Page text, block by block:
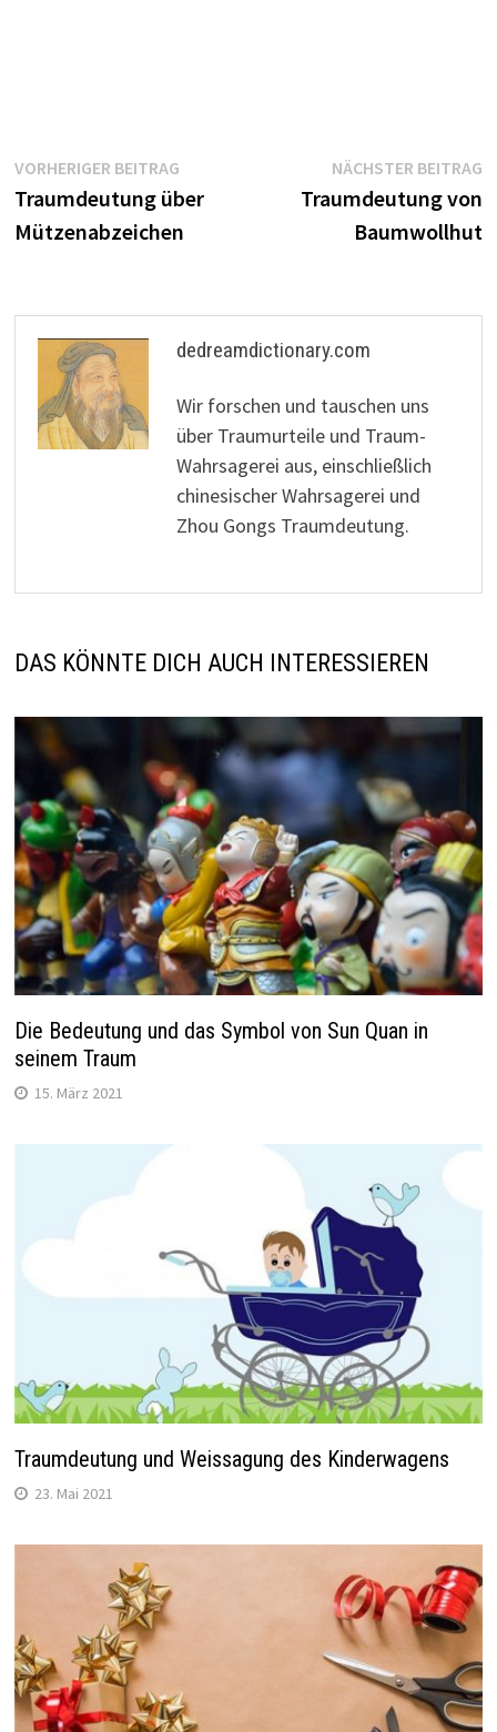
Beitragsnavigation
VORHERIGER BEITRAGVorheriger
Beitrag:
Traumdeutung über
Mützenabzeichen
NÄCHSTER BEITRAG
Traumdeutung von
Baumwollhut
dedreamdictionary.com
Wir forschen und tauschen uns
über Traumurteile und Traum-
Wahrsagerei aus, einschließlich
chinesischer Wahrsagerei und
Zhou Gongs Traumdeutung.
DAS KÖNNTE DICH AUCH INTERESSIEREN
Die Bedeutung und das Symbol von Sun Quan in
seinem Traum
15. März 2021
Traumdeutung und Weissagung des Kinderwagens
23. Mai 2021